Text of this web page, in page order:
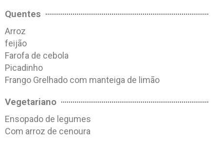
Quentes
Arroz
feijão
Farofa de cebola
Picadinho
Frango Grelhado com manteiga de limão
Vegetariano
Ensopado de legumes
Com arroz de cenoura